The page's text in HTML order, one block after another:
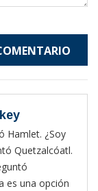
Hamlet. ¿Soy
Quetzalcóatl.
es una opción